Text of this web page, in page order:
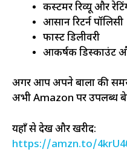
कस्टमर रिव्यू और
आसान रिटर्न पॉलिसी
फास्ट डिलीवरी
आकर्षक डिस्काउंट
अगर आप अपने बालों की
अभी Amazon पर उपलब्ध
यहाँ से देखें और खरीदें:
https://amzn.to/